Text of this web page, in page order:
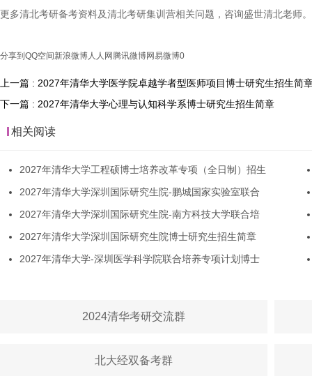
更多清北考研备考资料及清北考研集训营相关问题，咨询盛世清北老师。
分享到 QQ空间 新浪微博人人网 腾讯微博网易微博0
上一篇 : 2027年清华大学医学院卓越学者型医师项目博士研究生招生简
下一篇 : 2027年清华大学心理与认知科学系博士研究生招生简章
相关阅读
2027年清华大学工程硕博士培养改革专项（全日制）招生
2027年清华大学深圳国际研究生院-鹏城国家实验室联合
2027年清华大学深圳国际研究生院-南方科技大学联合培
2027年清华大学深圳国际研究生院博士研究生招生简章
2027年清华大学-深圳医学科学院联合培养专项计划博士
2024清华考研交流群
北大经双备考群